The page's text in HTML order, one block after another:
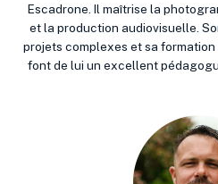
Escadrone. Il maîtrise la
et la production audiovisuelle.
projets complexes et sa
font de lui un excellent